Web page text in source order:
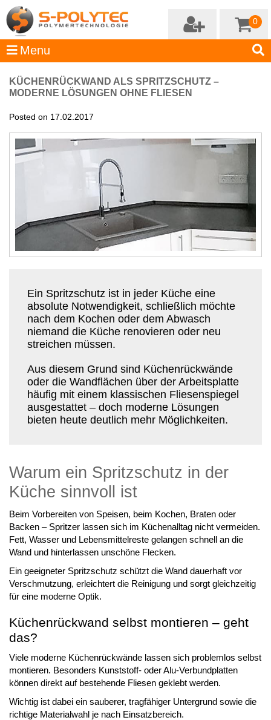
0
KÜCHENRÜCKWAND ALS SPRITZSCHUTZ –
MODERNE LÖSUNGEN OHNE FLIESEN
Posted on 17.02.2017
Ein Spritzschutz ist in jeder Küche eine
absolute Notwendigkeit, schließlich möchte
nach dem Kochen oder dem Abwasch
niemand die Küche renovieren oder neu
streichen müssen.
Aus diesem Grund sind Küchenrückwände
oder die Wandflächen über der Arbeitsplatte
häufig mit einem klassischen Fliesenspiegel
ausgestattet – doch moderne Lösungen
bieten heute deutlich mehr Möglichkeiten.
Warum ein Spritzschutz in der
Küche sinnvoll ist
Beim Vorbereiten von Speisen, beim Kochen, Braten oder
Backen – Spritzer lassen sich im Küchenalltag nicht vermeiden.
Fett, Wasser und Lebensmittelreste gelangen schnell an die
Wand und hinterlassen unschöne Flecken.
Ein geeigneter Spritzschutz schützt die Wand dauerhaft vor
Verschmutzung, erleichtert die Reinigung und sorgt gleichzeitig
für eine moderne Optik.
Küchenrückwand selbst montieren – geht
das?
Viele moderne Küchenrückwände lassen sich problemlos selbst
montieren. Besonders Kunststoff- oder Alu-Verbundplatten
können direkt auf bestehende Fliesen geklebt werden.
Wichtig ist dabei ein sauberer, tragfähiger Untergrund sowie die
richtige Materialwahl je nach Einsatzbereich.